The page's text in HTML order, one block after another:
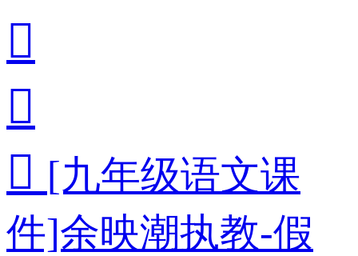


 [九年级语文课
件]余映潮执教-假